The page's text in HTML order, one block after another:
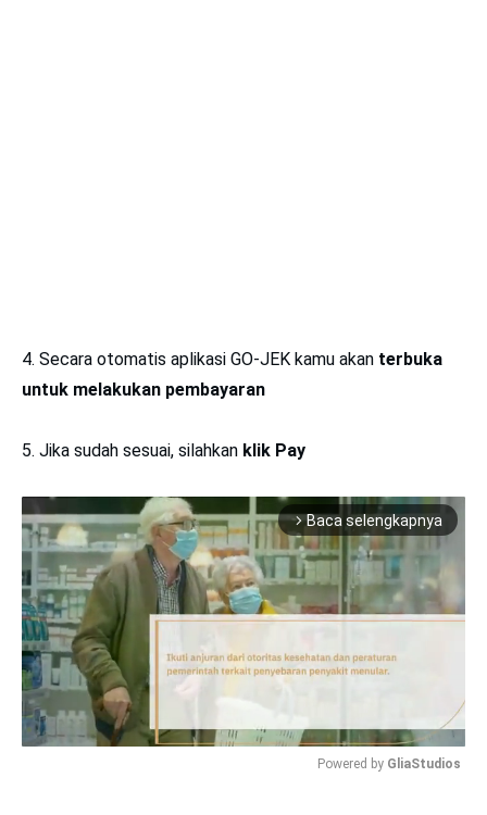
4. Secara otomatis aplikasi GO-JEK kamu akan terbuka
untuk melakukan pembayaran
5. Jika sudah sesuai, silahkan klik Pay
arrow_forward_ios Baca selengkapnya
Powered by GliaStudios